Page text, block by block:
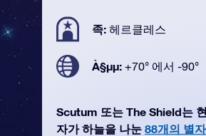
족: 헤르클레스
À§µµ: +70° 에서 -90°
Scutum 또는 The Shield는
자가 하늘을 나눈 88개의 별